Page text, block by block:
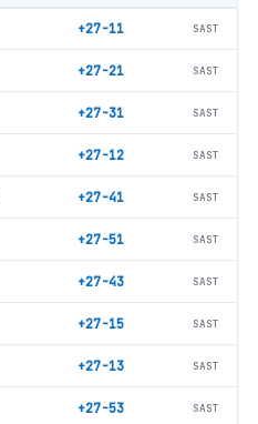
+27-11 SAST
+27-21 SAST
+27-31 SAST
+27-12 SAST
+27-41 SAST
+27-51 SAST
+27-43 SAST
+27-15 SAST
+27-13 SAST
+27-53 SAST